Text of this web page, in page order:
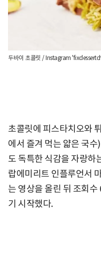
두바이 초콜릿 / Instagram
초콜릿에 피스타치오와
에서 즐겨 먹는 얇은 국
도 독특한 식감을 자랑하
랍에미리트 인플루언서
는 영상을 올린 뒤 조회
기 시작했다.